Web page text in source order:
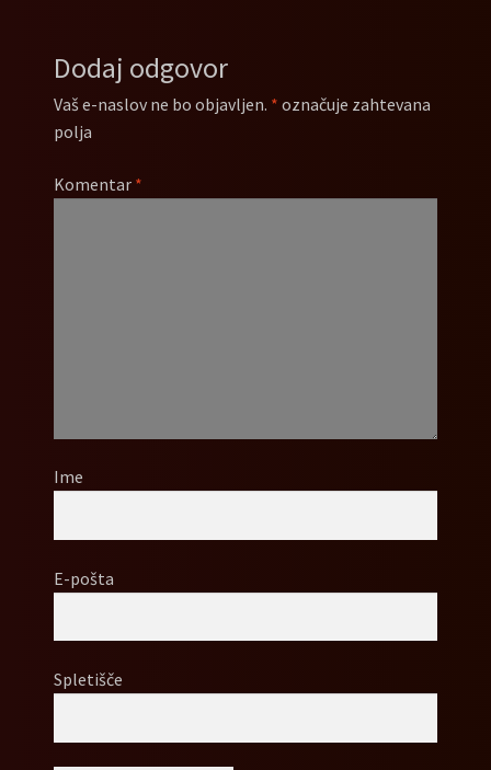
Dodaj odgovor
Vaš e-naslov ne bo objavljen. * označuje zahtevana
polja
Komentar *
Ime
E-pošta
Spletišče